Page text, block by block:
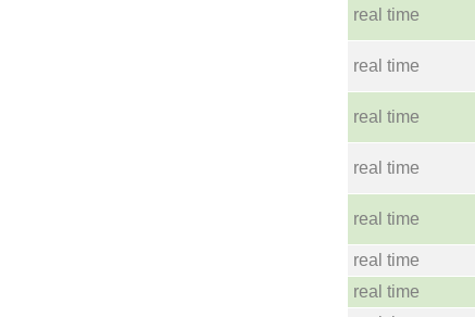
real time
real time
real time
real time
real time
real time
real time